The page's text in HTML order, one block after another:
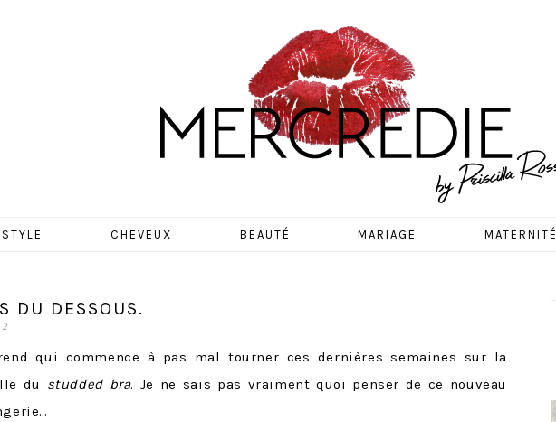
STYLE CHEVEUX BEAUTÉ MARIAGE MATERNITÉ
DU DESSOUS.
qui commence à pas mal tourner ces dernières semaines sur la
du studded bra. Je ne sais pas vraiment quoi penser de ce nouveau